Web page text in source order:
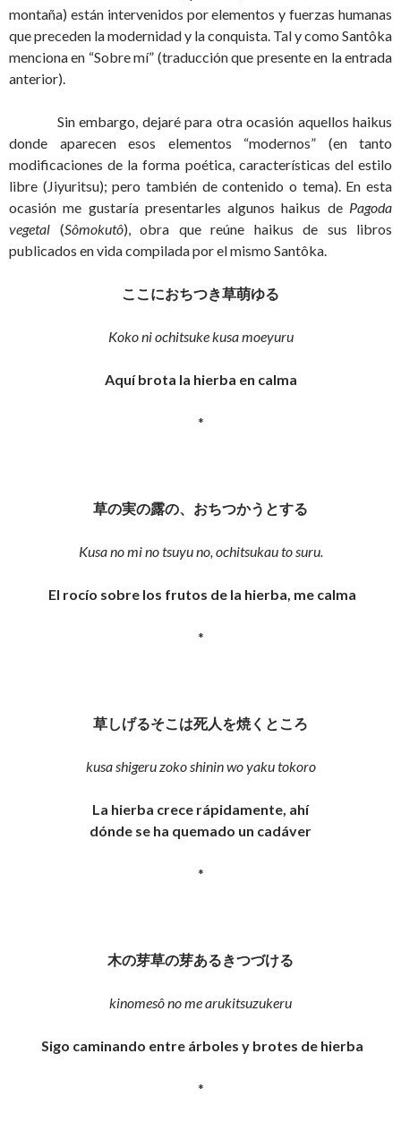
montaña) están intervenidos por elementos y fuerzas humanas
que preceden la modernidad y la conquista. Tal y como Santôka
menciona en “Sobre mí” (traducción que presente en la entrada
anterior).
Sin embargo, dejaré para otra ocasión aquellos haikus
donde aparecen esos elementos “modernos” (en tanto
modificaciones de la forma poética, características del estilo
libre (Jiyuritsu); pero también de contenido o tema). En esta
ocasión me gustaría presentarles algunos haikus de Pagoda
vegetal (Sômokutô), obra que reúne haikus de sus libros
publicados en vida compilada por el mismo Santôka.
ここにおちつき草萌ゆる
Koko ni ochitsuke kusa moeyuru
Aquí brota la hierba en calma
*
草の実の露の、おちつかうとする
Kusa no mi no tsuyu no, ochitsukau to suru.
El rocío sobre los frutos de la hierba, me calma
*
草しげるそこは死人を焼くところ
kusa shigeru zoko shinin wo yaku tokoro
La hierba crece rápidamente, ahí
dónde se ha quemado un cadáver
*
木の芽草の芽あるきつづける
kinomesô no me arukitsuzukeru
Sigo caminando entre árboles y brotes de hierba
*